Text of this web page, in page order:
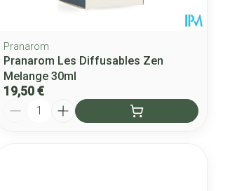
Pranarom
Pranarom Les Diffusables Zen
Melange 30ml
19,50 €
Quantité